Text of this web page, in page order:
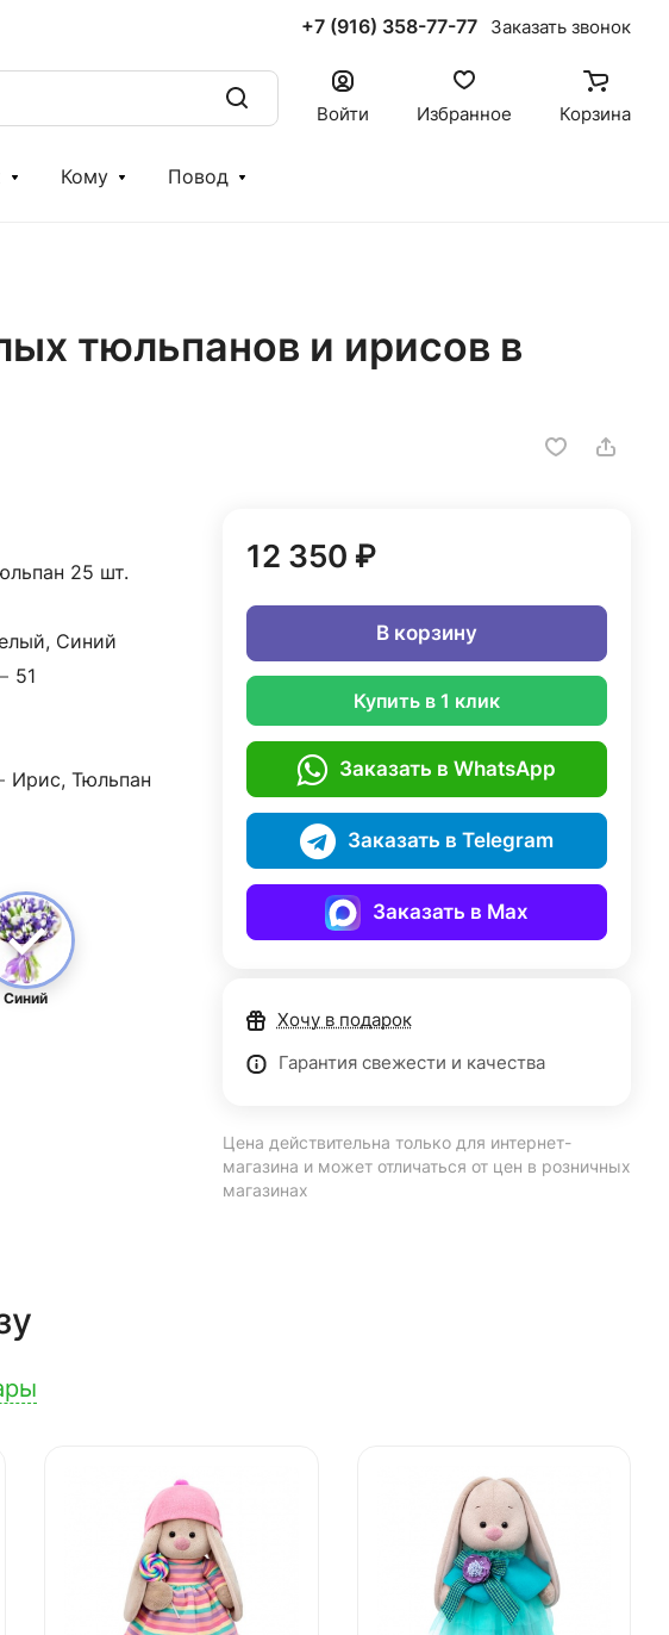
+7 (916) 358-77-77 Заказать звонок
Войти Избранное Корзина
Кому Повод
тюльпанов и ирисов в
25 шт.
Синий
51
Ирис, Тюльпан
Синий
12 350 ₽
В корзину
Купить в 1 клик
Заказать в WhatsApp
Заказать в Telegram
Заказать в Max
Хочу в подарок
Гарантия свежести и качества
Цена действительна только для интернет-
магазина и может отличаться от цен в розничных
магазинах